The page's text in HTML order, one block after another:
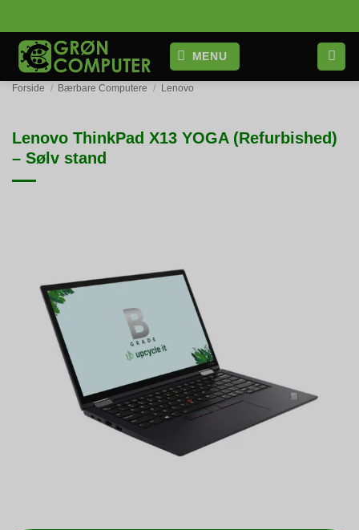
til
indhold
MENU
Forside / Bærbare Computere / Lenovo
Lenovo ThinkPad X13 YOGA (Refurbished)
– Sølv stand